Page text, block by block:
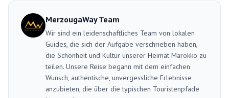
MerzougaWay Team
Wir sind ein leidenschaftliches Team von lokalen
Guides, die sich der Aufgabe verschrieben haben,
die Schönheit und Kultur unserer Heimat Marokko zu
teilen. Unsere Reise begann mit dem einfachen
Wunsch, authentische, unvergessliche Erlebnisse
anzubieten, die über die typischen Touristenpfade